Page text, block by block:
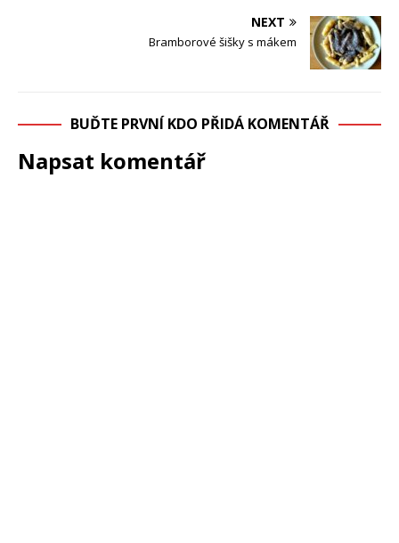
NEXT
Bramborové šišky s mákem
BUĎTE PRVNÍ KDO PŘIDÁ KOMENTÁŘ
Napsat komentář